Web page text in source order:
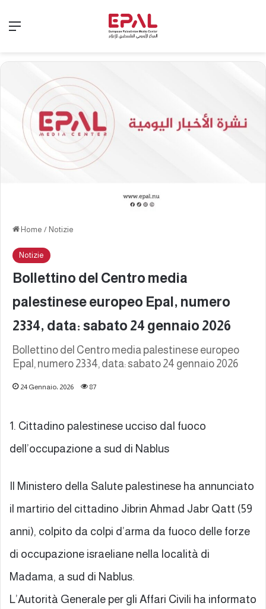
Home / Notizie
Notizie
Bollettino del Centro media
palestinese europeo Epal, numero
2334, data: sabato 24 gennaio 2026
Bollettino del Centro media palestinese europeo
Epal, numero 2334, data: sabato 24 gennaio 2026
24 Gennaio، 2026 87
1. Cittadino palestinese ucciso dal fuoco
dell’occupazione a sud di Nablus
Il Ministero della Salute palestinese ha annunciato
il martirio del cittadino Jibrin Ahmad Jabr Qatt (59
anni), colpito da colpi d’arma da fuoco delle forze
di occupazione israeliane nella località di
Madama, a sud di Nablus.
L’Autorità Generale per gli Affari Civili ha informato